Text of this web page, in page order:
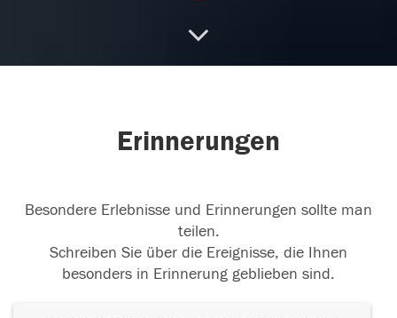
weiterlesen
18.08.2015
Erinnerungen
Besondere Erlebnisse und Erinnerungen sollte man
teilen.
Schreiben Sie über die Ereignisse, die Ihnen
besonders in Erinnerung geblieben sind.